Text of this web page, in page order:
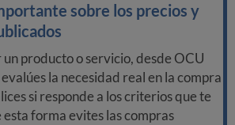
sobre los precios y
producto o servicio, desde OCU
la necesidad real en la compra
si responde a los criterios que te
esta forma evites las compras